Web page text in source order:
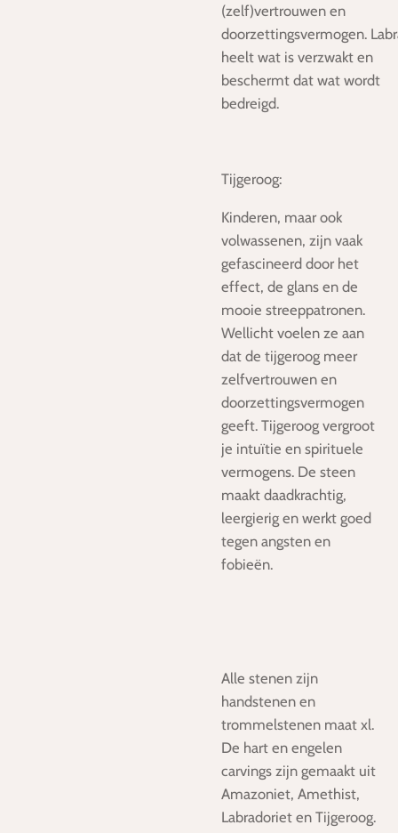
(zelf)vertrouwen en
doorzettingsvermogen.
heelt wat is verzwakt en
beschermt dat wat wordt
bedreigd.
Tijgeroog:
Kinderen, maar ook
volwassenen, zijn vaak
gefascineerd door het
effect, de glans en de
mooie streeppatronen.
Wellicht voelen ze aan
dat de tijgeroog meer
zelfvertrouwen en
doorzettingsvermogen
geeft. Tijgeroog vergroot
je intuïtie en spirituele
vermogens. De steen
maakt daadkrachtig,
leergierig en werkt goed
tegen angsten en
fobieën.
Alle stenen zijn
handstenen en
trommelstenen maat xl.
De hart en engelen
carvings zijn gemaakt uit
Amazoniet, Amethist,
Labradoriet en Tijgeroog.